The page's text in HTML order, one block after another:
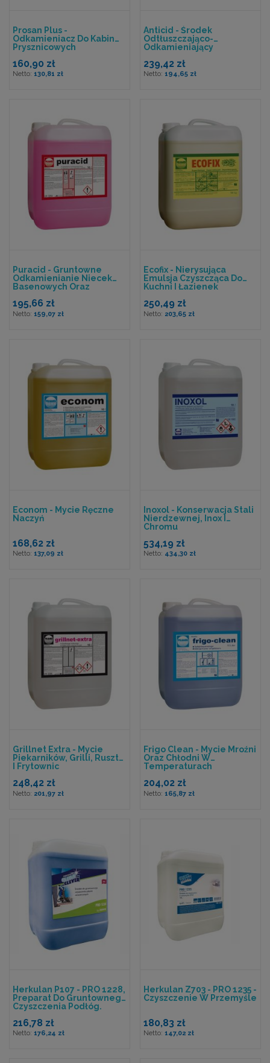
Prosan Plus -
Odkamieniacz Do Kabin
Prysznicowych
160,90 zł
130,81 zł
Anticid - Środek
Odtłuszczająco-
Odkamieniający
239,42 zł
194,65 zł
Puracid - Gruntowne
Odkamienianie Niecek
Basenowych Oraz
195,66 zł
159,07 zł
Ecofix - Nierysująca
Emulsja Czyszcząca Do
Kuchni I Łazienek
250,49 zł
203,65 zł
Econom - Mycie Ręczne
Naczyń
168,62 zł
137,09 zł
Inoxol - Konserwacja Stali
Nierdzewnej, Inox I
Chromu
534,19 zł
434,30 zł
Grillnet Extra - Mycie
Piekarników, Grilli, Rusztu
I Frytownic
248,42 zł
201,97 zł
Frigo Clean - Mycie Mroźni
Oraz Chłodni W
Temperaturach
204,02 zł
165,87 zł
Herkulan P107 - PRO 1228,
Preparat Do Gruntownego
Czyszczenia Podłóg.
216,78 zł
176,24 zł
Herkulan Z703 - PRO 1235 -
Czyszczenie W Przemyśle
180,83 zł
147,02 zł